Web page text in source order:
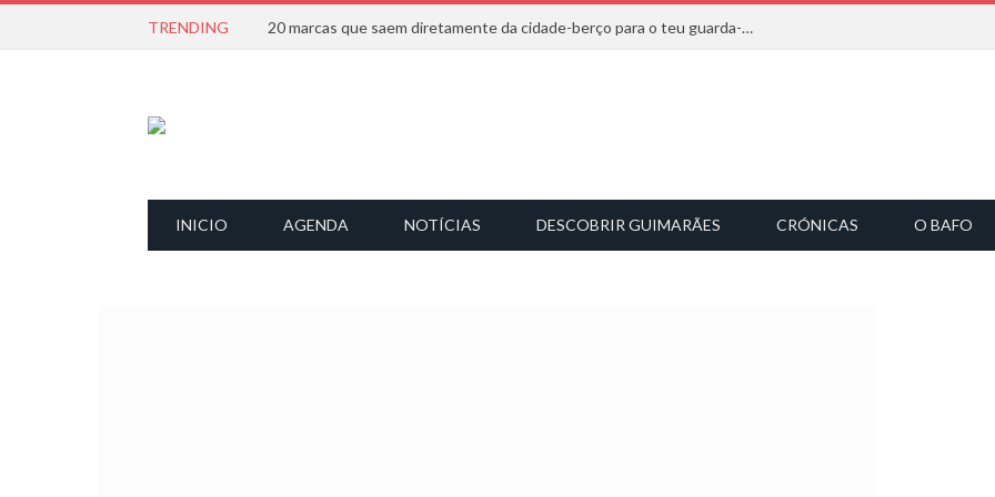
TRENDING 20 marcas que saem diretamente da cidade-berço para o teu guarda-roupa
INICIO AGENDA NOTÍCIAS DESCOBRIR GUIMARÃES CRÓNICAS O BAFO